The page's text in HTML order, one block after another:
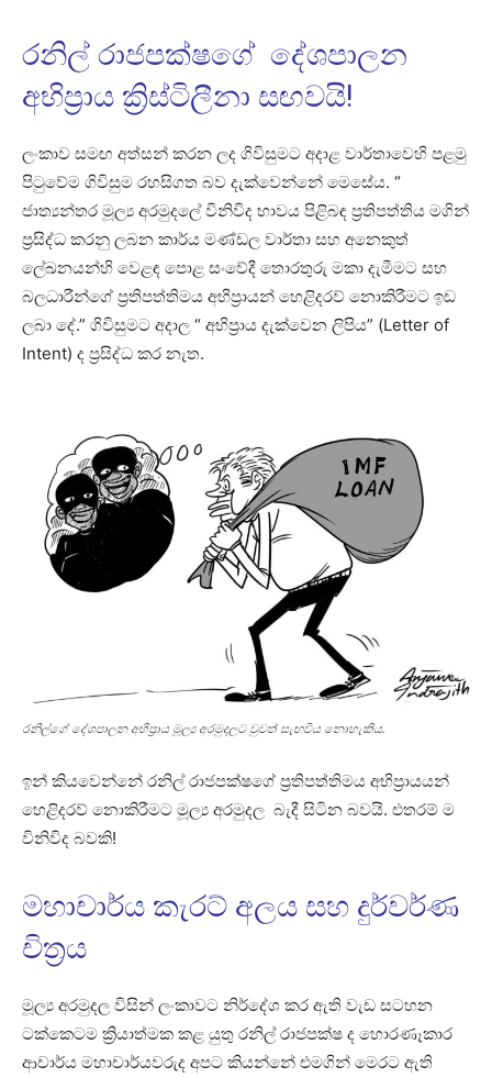
රනිල් රාජපක්ෂගේ දේශපාලන
අභිප්‍රාය ක්‍රිස්ටිලීනා සඟවයි!
ලංකාව සමඟ අත්සන් කරන ලද ගිවිසුමට අදාළ වාර්තාවෙහි පළමු
පිටුවේම ගිවිසුම රහසිගත බව දැක්වෙන්නේ මෙසේය. “
ජාත්‍යන්තර මූල්‍ය අරමුදලේ විනිවිද භාවය පිළිබඳ ප්‍රතිපත්තිය මගින්
ප්‍රසිද්ධ කරනු ලබන කාර්ය මණ්ඩල වාර්තා සහ අනෙකුත්
ලේඛනයන්හි වෙළඳ පොළ සංවේදී තොරතුරු මකා දැමීමට සහ
බලධාරීන්ගේ ප්‍රතිපත්තිමය අභිප්‍රායන් හෙළිදරව් නොකිරීමට ඉඩ
ලබා දේ.” ගිවිසුමට අදාල “ අභිප්‍රාය දැක්වෙන ලිපිය” (Letter of
Intent) ද ප්‍රසිද්ධ කර නැත.
රනිල්ගේ දේශපාලන අභිප්‍රාය මූල්‍ය අරමුදලට වුවත් සැඟවිය නොහැකිය.
ඉන් කියවෙන්නේ රනිල් රාජපක්ෂගේ ප්‍රතිපත්තිමය අභිප්‍රායයන්
හෙළිදරව් නොකිරීමට මූල්‍ය අරමුදල බැදී සිටින බවයි. එතරම් ම
විනිවිද බවකි!
මහාචාර්ය කැරට් අලය සහ දුර්වර්ණ
චිත්‍රය
මූල්‍ය අරමුදල විසින් ලංකාවට නිර්දේශ කර ඇති වැඩ සටහන
ටක්කෙටම ක්‍රියාත්මක කළ යුතු රනිල් රාජපක්ෂ ද හොරණෑකාර
ආචාර්ය මහාචාර්යවරුද අපට කියන්නේ එමගින් මෙරට ඇති